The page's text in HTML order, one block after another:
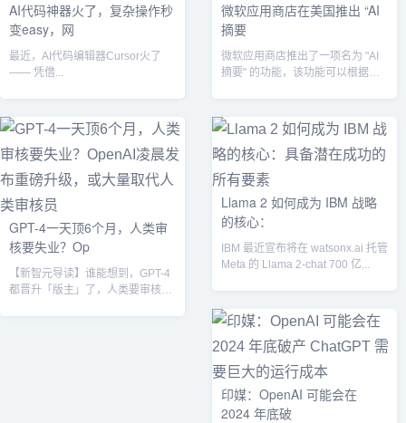
AI代码神器火了，复杂操作秒
变easy，网
最近，AI代码编辑器Cursor火了
—— 凭借...
微软应用商店在美国推出 “AI
摘要
微软应用商店推出了一项名为 "AI
摘要" 的功能，该功能可以根据用
GPT-4一天顶6个月，人类审
核要失业？Op
【新智元导读】谁能想到，GPT-4
都晋升「版主」了，人类要审核几
Llama 2 如何成为 IBM 战略
的核心：
IBM 最近宣布将在 watsonx.ai 托管
Meta 的 Llama 2-chat 700 亿...
印媒：OpenAI 可能会在
2024 年底破